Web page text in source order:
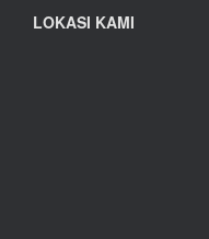
LOKASI KAMI